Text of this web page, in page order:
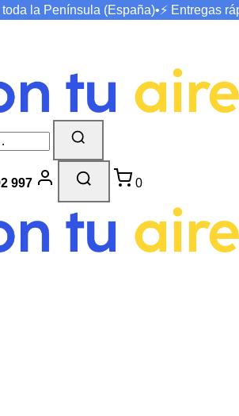
toda la Península (España)•⚡ Entregas
997 0